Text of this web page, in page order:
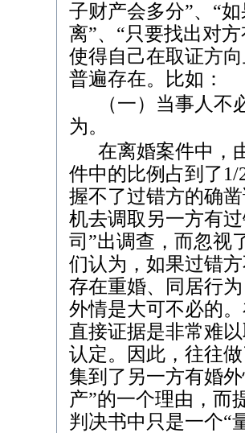
子财产会多分”、“
离”、“只要找出对
使得自己在取证方
普遍存在。比如：
（一）当事人
为。
在离婚案件中，
件中的比例占到了1/
握不了过错方的确
机去调取另一方有
司”出调查，而忽视
们认为，如果过错
存在重婚、同居行
外情是大可不必的
直接证据是非常难
认定。因此，往往
集到了另一方有婚
产”的一个理由，而
判决书中只是一个“